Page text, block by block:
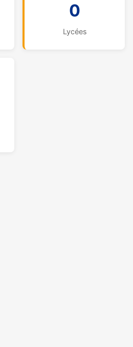
0
Lycées